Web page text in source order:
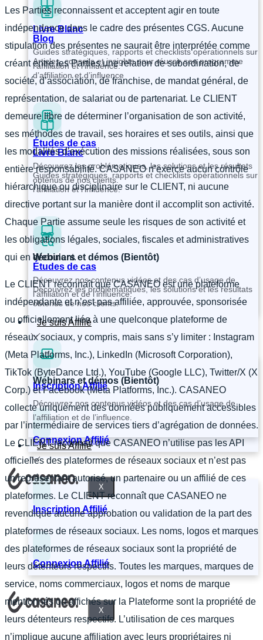
Livre Blanc
Guides stratégiques, rapports et checklists opérationnels sur
l’affiliation et l’influence.
Études de cas
Découvrez les problématiques, les solutions et les résultats
obtenus de nos clients.
Webinars et démos (Bientôt)
Découvrez nos contenus vidéos et des cas d’usage de
l’affiliation et de l’influence.
Je suis Affilié
Inscription Affilié
Connexion Affilié
X
Blog
Articles, conseils et insights pour réussir son programme
d’affiliation et d’influence
Livre Blanc
Guides stratégiques, rapports et checklists opérationnels sur
l’affiliation et l’influence.
Études de cas
Découvrez les problématiques, les solutions et les résultats
obtenus de nos clients.
Webinars et démos (Bientôt)
Découvrez nos contenus vidéos et des cas d’usage de
l’affiliation et de l’influence.
Je suis Affilié
Inscription Affilié
Connexion Affilié
X
Les Parties reconnaissent et acceptent agir en toute
indépendance dans le cadre des présentes CGS. Aucune
stipulation des présentes ne saurait être interprétée comme
créant entre les Parties une relation de subordination, de
société, d’association, de franchise, de mandat général, de
représentation, de salariat ou de partenariat. Le CLIENT
demeure libre de déterminer l’organisation de son activité,
ses méthodes de travail, ses horaires et ses outils, ainsi que
les modalités d’exécution des missions réalisées, sous son
entière responsabilité. CASANEO n’exerce aucun contrôle
hiérarchique ou disciplinaire sur le CLIENT, ni aucune
directive portant sur la manière dont il accomplit son activité.
Chaque Partie assume seule les risques de son activité et
les obligations légales, sociales, fiscales et administratives
qui en découlent.
Le CLIENT reconnaît que CASANEO est une plateforme
indépendante et n’est pas affiliée, approuvée, sponsorisée
ou officiellement liée à une quelconque plateforme de
réseaux sociaux, y compris, mais sans s’y limiter : Instagram
(Meta Platforms, Inc.), LinkedIn (Microsoft Corporation),
TikTok (ByteDance Ltd.), YouTube (Google LLC), Twitter/X (X
Corp.) et Facebook (Meta Platforms, Inc.). CASANEO
collecte uniquement des données publiquement accessibles
par l’intermédiaire de services tiers d’agrégation de données.
Le CLIENT reconnaît que CASANEO n’utilise pas les API
officielles des plateformes de réseaux sociaux et n’est pas
un représentant autorisé, un partenaire ou un affilié de ces
plateformes. Le CLIENT reconnaît que CASANEO ne
revendique aucune approbation ou validation de la part des
plateformes de réseaux sociaux. Les noms, logos et marques
des plateformes de réseaux sociaux sont la propriété de
leurs détenteurs respectifs. Toutes les marques, marques de
service, noms commerciaux, logos et noms de marque
mentionnés ou affichés sur la Plateforme sont la propriété de
leurs détenteurs respectifs. L’utilisation de ces marques
n’implique aucune affiliation avec leurs propriétaires ni